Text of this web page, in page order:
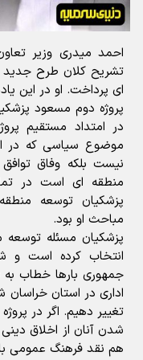
احمد میدری وزیر
تشریح کلان طرح جدید
ای پرداخت. او در این
پروژه دوم مسعود
در امتداد مستقیم
موضوع سیاسی که در
نیست بلکه وفاق
منطقه ای است در
پزشکیان توسعه
مباحث او بود.
پزشکیان مسئله توسعه
انتخاب کرده است و
جمهوری بارها خطاب به
اداری در استان خراسان
تغییر دهیم. اگر در
شدن آنان از اخلاق
هم نقد فرهنگ عمومی